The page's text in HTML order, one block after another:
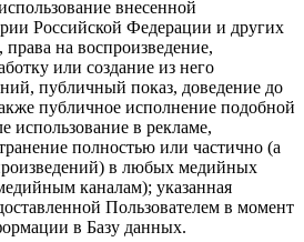
внесенной
Российской Федерации и других
на воспроизведение,
или создание из него
публичный показ, доведение до
публичное исполнение подобной
использование в рекламе,
полностью или частично (а
в любых медийных
каналам); указанная
Пользователем в момент
в Базу данных.